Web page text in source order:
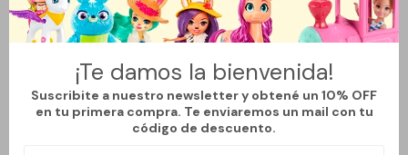
¡Te damos la bienvenida!
Suscribite a nuestro newsletter y obtené un 10% OFF
en tu primera compra. Te enviaremos un mail con tu
código de descuento.
Métodos y costos de envío